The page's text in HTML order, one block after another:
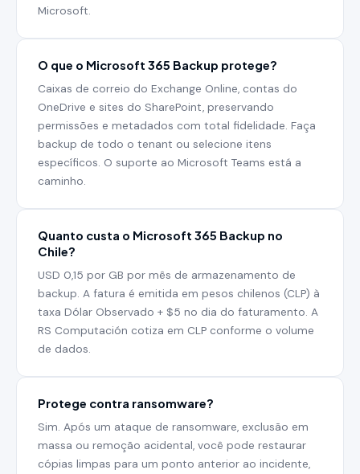
Microsoft.
O que o Microsoft 365 Backup protege?
Caixas de correio do Exchange Online, contas do
OneDrive e sites do SharePoint, preservando
permissões e metadados com total fidelidade. Faça
backup de todo o tenant ou selecione itens
específicos. O suporte ao Microsoft Teams está a
caminho.
Quanto custa o Microsoft 365 Backup no
Chile?
USD 0,15 por GB por mês de armazenamento de
backup. A fatura é emitida em pesos chilenos (CLP) à
taxa Dólar Observado + $5 no dia do faturamento. A
RS Computación cotiza em CLP conforme o volume
de dados.
Protege contra ransomware?
Sim. Após um ataque de ransomware, exclusão em
massa ou remoção acidental, você pode restaurar
cópias limpas para um ponto anterior ao incidente,